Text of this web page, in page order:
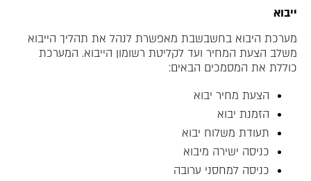
ייבוא
מערכת היבוא בחשבשבת מאפשרת לנהל את תהליך הייבוא
משלב הצעת המחיר ועד לקליטת רשומון הייבוא. המערכת
כוללת את המסמכים הבאים:
הצעת מחיר יבוא
הזמנת יבוא
תעודת משלוח יבוא
כניסה ישירה מיבוא
כניסה למחסני ערובה